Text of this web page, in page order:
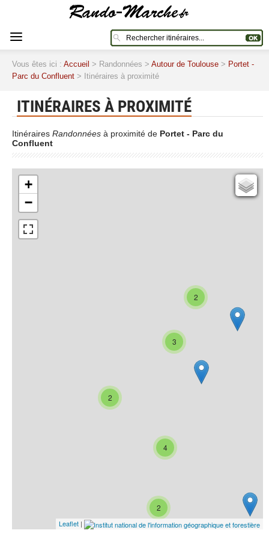
Vous êtes ici : Accueil > Randonnées > Autour de Toulouse > Portet -
Parc du Confluent > Itinéraires à proximité
ITINÉRAIRES À PROXIMITÉ
Itinéraires Randonnées à proximité de Portet - Parc du
Confluent
2
3
2
2
4
+
−
Leaflet |